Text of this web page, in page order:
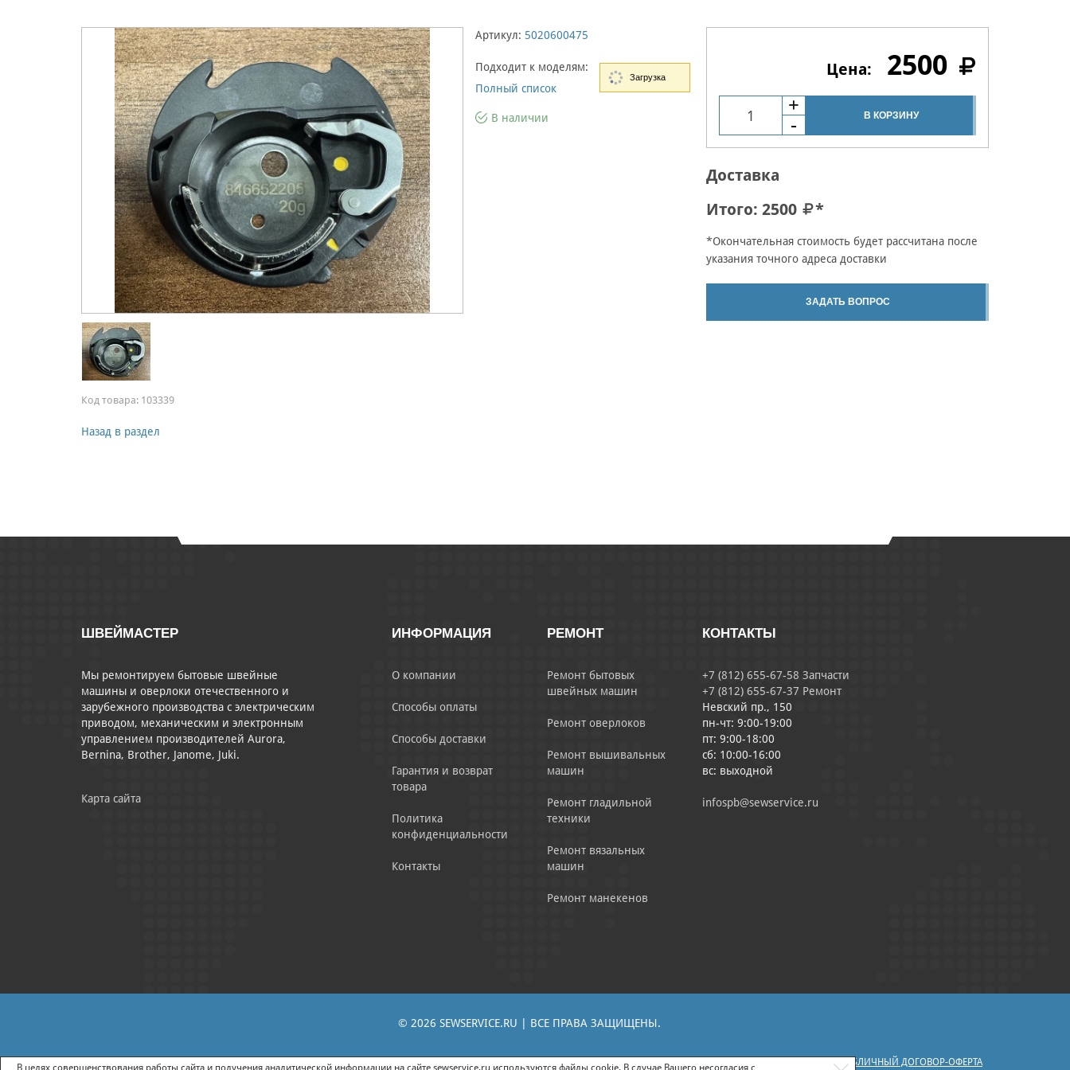
Код товара: 103339
Назад в раздел
Артикул: 5020600475
Подходит к моделям:
Полный список
В наличии
2500
В КОРЗИНУ
Доставка
Итого: 2500 *
*Окончательная стоимость будет рассчитана после
указания точного адреса доставки
ЗАДАТЬ ВОПРОС
ШВЕЙМАСТЕР
Мы ремонтируем бытовые швейные
машины и оверлоки отечественного и
зарубежного производства с электрическим
приводом, механическим и электронным
управлением производителей Aurora,
Bernina, Brother, Janome, Juki.
Карта сайта
ИНФОРМАЦИЯ
О компании
Способы оплаты
Способы доставки
Гарантия и возврат
товара
Политика
конфиденциальности
Контакты
РЕМОНТ
Ремонт бытовых
швейных машин
Ремонт оверлоков
Ремонт вышивальных
машин
Ремонт гладильной
техники
Ремонт вязальных
машин
Ремонт манекенов
КОНТАКТЫ
+7 (812) 655-67-58 Запчасти
+7 (812) 655-67-37 Ремонт
Невский пр., 150
пн-чт: 9:00-19:00
пт: 9:00-18:00
сб: 10:00-16:00
вс: выходной
infospb@sewservice.ru
© 2026 SEWSERVICE.RU | ВСЕ ПРАВА ЗАЩИЩЕНЫ.
ПОЛИТИКА КОНФИДЕНЦИАЛЬНОСТИ | СОГЛАСИЕ НА ПОЛУЧЕНИЕ РЕКЛАМНО-ИНФОРМАЦИОННЫХ МАТЕРИАЛОВ | СОГЛАСИЕ НА ОБРАБОТКУ ПЕРСОНАЛЬНЫХ ДАННЫХ | ПУБЛИЧНЫЙ ДОГОВОР-ОФЕРТА
В целях совершенствования работы сайта и получения аналитической информации на сайте sewservice.ru используются файлы cookie. В случае Вашего несогласия с
Загрузка